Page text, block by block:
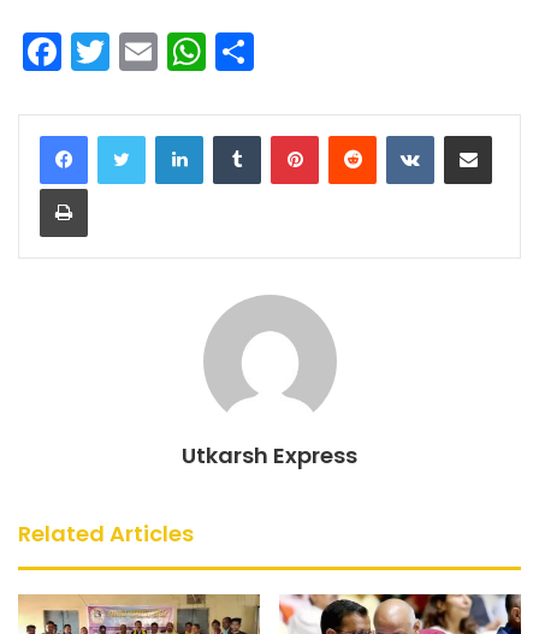
F
c
e
b
o
T
itt
er
E
ai
W
at ar
Utkarsh Express
Related Articles